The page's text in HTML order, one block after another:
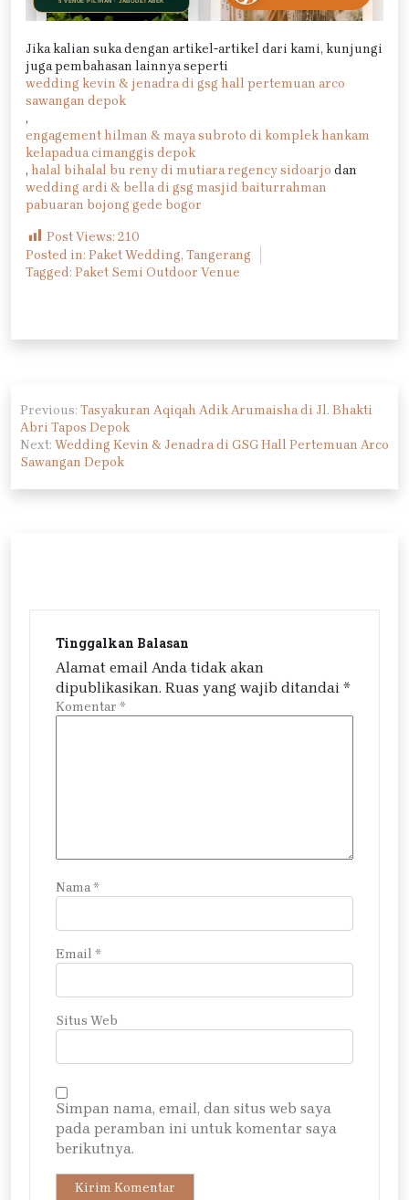
Jika kalian suka dengan artikel-artikel dari kami, kunjungi
juga pembahasan lainnya seperti
wedding kevin & jenadra di gsg hall pertemuan arco
sawangan depok
,
engagement hilman & maya subroto di komplek hankam
kelapadua cimanggis depok
, halal bihalal bu reny di mutiara regency sidoarjo dan
wedding ardi & bella di gsg masjid baiturrahman
pabuaran bojong gede bogor
Post Views: 210
Posted in: Paket Wedding, Tangerang
Tagged: Paket Semi Outdoor Venue
pos
Previous: Tasyakuran Aqiqah Adik Arumaisha di Jl. Bhakti
Abri Tapos Depok
Next: Wedding Kevin & Jenadra di GSG Hall Pertemuan Arco
Sawangan Depok
Tinggalkan Balasan
Alamat email Anda tidak akan
dipublikasikan. Ruas yang wajib ditandai *
Komentar *
Nama*
Email *
Situs Web
Simpan nama, email, dan situs web saya
pada peramban ini untuk komentar saya
berikutnya.